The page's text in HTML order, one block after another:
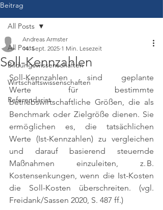
Beitrag
All Posts
Bildungswissenschaften
Wirtschaftswissenschaften
Referendariat
All Posts
Soll-Kennzahlen
Andreas Armster
14. Sept. 2025 1 Min. Lesezeit
Soll-Kennzahlen sind geplante
Werte für bestimmte
betriebswirtschaftliche Größen, die als
Benchmark oder Zielgröße dienen. Sie
ermöglichen es, die tatsächlichen
Werte (Ist-Kennzahlen) zu vergleichen
und darauf basierend steuernde
Maßnahmen einzuleiten, z. B.
Kostensenkungen, wenn die Ist-Kosten
die Soll-Kosten überschreiten. (vgl.
Freidank/Sassen 2020, S. 487 ff.)